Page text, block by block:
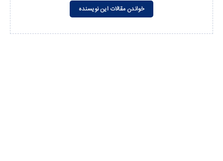
خواندن مقالات این نویسنده